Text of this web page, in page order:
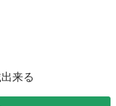
来る